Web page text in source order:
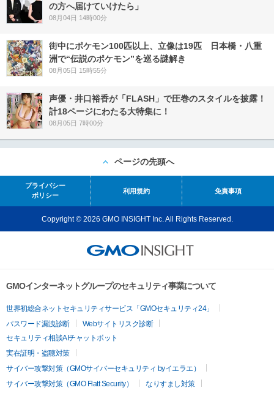
の方へ届けていけたら」
08月04日 14時00分
街中にポケモン100匹以上、立像は19匹 日本橋・八重
洲で“伝説のポケモン”を巡る謎解き
08月05日 15時55分
声優・井口裕香が「FLASH」で圧巻のスタイルを披露！
計18ページにわたる大特集に！
08月05日 7時00分
ページの先頭へ
プライバシー
ポリシー
利用規約 免責事項
Copyright © 2026 GMO INSIGHT Inc. All Rights Reserved.
GMOインターネットグループのセキュリティ事業について
世界初総合ネットセキュリティサービス「GMOセキュリティ24」
パスワード漏洩診断
Webサイトリスク診断
セキュリティ相談AIチャットボット
実在証明・盗聴対策
サイバー攻撃対策（GMOサイバーセキュリティ byイエラエ）
サイバー攻撃対策（GMO Flatt Security）
なりすまし対策